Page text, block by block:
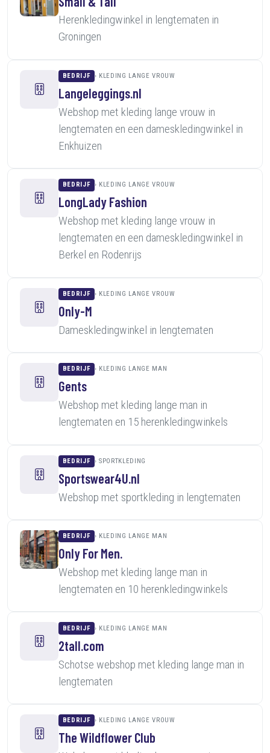
Herenkledingwinkel in lengtematen in
Groningen
BEDRIJF KLEDING LANGE VROUW
Langeleggings.nl
Webshop met kleding lange vrouw in
lengtematen en een dameskledingwinkel in
Enkhuizen
BEDRIJF KLEDING LANGE VROUW
LongLady Fashion
Webshop met kleding lange vrouw in
lengtematen en een dameskledingwinkel in
Berkel en Rodenrijs
BEDRIJF KLEDING LANGE VROUW
Only-M
Dameskledingwinkel in lengtematen
BEDRIJF KLEDING LANGE MAN
Gents
Webshop met kleding lange man in
lengtematen en 15 herenkledingwinkels
BEDRIJF SPORTKLEDING
Sportswear4U.nl
Webshop met sportkleding in lengtematen
BEDRIJF KLEDING LANGE MAN
Only For Men.
Webshop met kleding lange man in
lengtematen en 10 herenkledingwinkels
BEDRIJF KLEDING LANGE MAN
2tall.com
Schotse webshop met kleding lange man in
lengtematen
BEDRIJF KLEDING LANGE VROUW
The Wildflower Club